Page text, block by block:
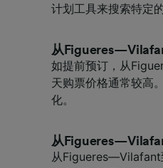
计划工具来搜索特定
从
如提前预订，从
天购票价格通常较高
化。
从
从Figueres—Vilafant